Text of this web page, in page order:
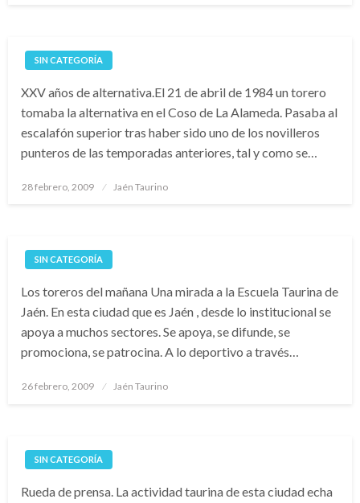
SIN CATEGORÍA
XXV años de alternativa.El 21 de abril de 1984 un torero
tomaba la alternativa en el Coso de La Alameda. Pasaba al
escalafón superior tras haber sido uno de los novilleros
punteros de las temporadas anteriores, tal y como se…
Publicado
28 febrero, 2009 Jaén Taurino
SIN CATEGORÍA
Los toreros del mañana Una mirada a la Escuela Taurina de
Jaén. En esta ciudad que es Jaén , desde lo institucional se
apoya a muchos sectores. Se apoya, se difunde, se
promociona, se patrocina. A lo deportivo a través…
Publicado
26 febrero, 2009 Jaén Taurino
SIN CATEGORÍA
Rueda de prensa. La actividad taurina de esta ciudad echa